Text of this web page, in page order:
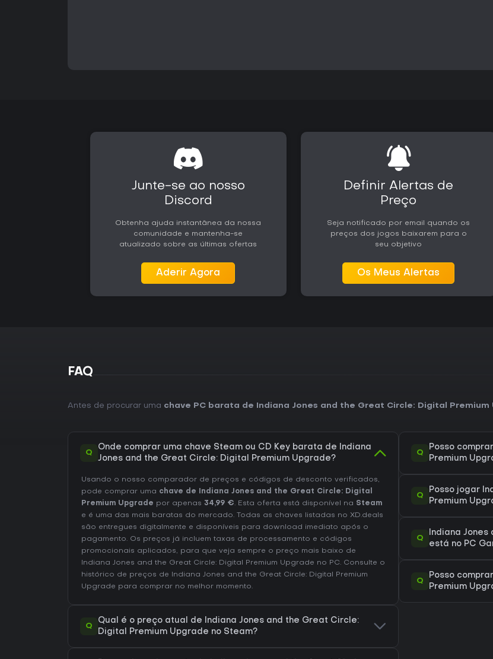
Atualizações pós-
compatível e
estabilidade. O jogo
mantendo a
busca ação
campanha single-
combates
Junte-se ao nosso
Discord
Obtenha ajuda instantânea da nossa
comunidade e mantenha-se
atualizado sobre as últimas ofertas
Aderir Agora
Definir Alertas de
Preço
Seja notificado por email quando os
preços dos jogos baixarem para o
seu objetivo
Os Meus Alertas
FAQ
Antes de procurar uma chave PC barata de Indiana Jones and the Great Circle: Digital Premium
Q
Onde comprar uma chave Steam ou CD Key barata de Indiana
Jones and the Great Circle: Digital Premium Upgrade?
Usando o nosso comparador de preços e códigos de desconto verificados,
pode comprar uma chave de Indiana Jones and the Great Circle: Digital
Premium Upgrade por apenas 34,99 €. Esta oferta está disponível na Steam
e é uma das mais baratas do mercado. Todas as chaves listadas no XD.deals
são entregues digitalmente e disponíveis para download imediato após o
pagamento. Os preços já incluem taxas de processamento e códigos
promocionais aplicados, para que veja sempre o preço mais baixo de
Indiana Jones and the Great Circle: Digital Premium Upgrade no PC. Consulte o
histórico de preços de Indiana Jones and the Great Circle: Digital Premium
Upgrade para comprar no melhor momento.
Q
Qual é o preço atual de Indiana Jones and the Great Circle:
Digital Premium Upgrade no Steam?
Q
Posso
Premium
Q
Posso jogar
Premium
Q
Indiana
está no PC
Q
Posso
Premium